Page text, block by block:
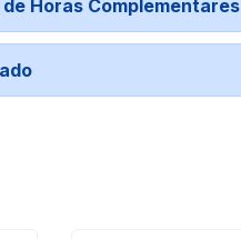
de Horas Complementares